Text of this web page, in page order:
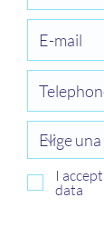
I
data